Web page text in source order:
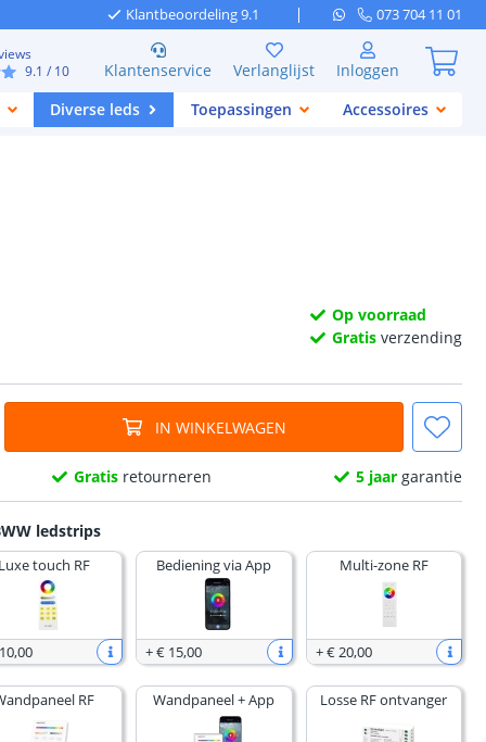
Klantbeoordeling 9.1 073 704 11 01
9.1 / 10 Klantenservice Verlanglijst
Inloggen
Diverse leds Toepassingen Accessoires
Op voorraad
Gratis verzending
IN WINKELWAGEN
Gratis retourneren 5 jaargarantie
ledstrips
Luxe touch RF
,00
Bediening via App
+€ 15,00
Multi-zone RF
+€ 20,00
RF Wandpaneel + App Losse RF ontvanger